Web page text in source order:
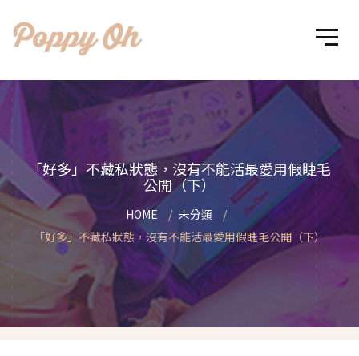
「好多」不藏私狀態，沒有不能活最愛用假睫毛
公開（下）
HOME
未分類
「好多」不藏私狀態，沒有不能活最愛用假睫毛公開（下）